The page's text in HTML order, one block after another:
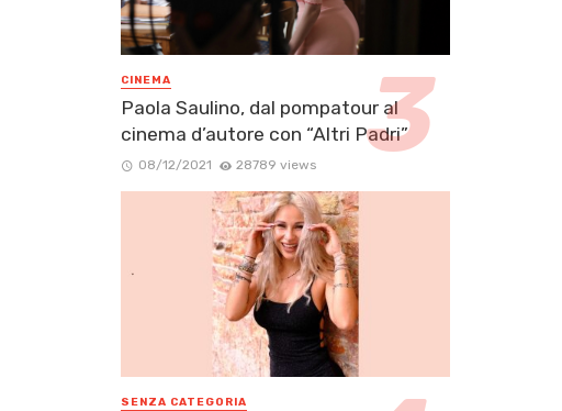
CINEMA
Paola Saulino, dal pompatour al
cinema d’autore con “Altri Padri”
08/12/2021 28789 views
SENZA CATEGORIA